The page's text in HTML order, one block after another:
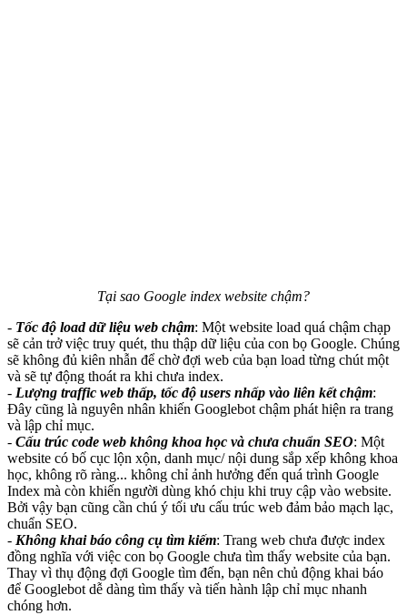
Tại sao Google index website chậm?
- Tốc độ load dữ liệu web chậm: Một website load quá chậm chạp
sẽ cản trở việc truy quét, thu thập dữ liệu của con bọ Google. Chúng
sẽ không đủ kiên nhẫn để chờ đợi web của bạn load từng chút một
và sẽ tự động thoát ra khi chưa index.
- Lượng traffic web thấp, tốc độ users nhấp vào liên kết chậm:
Đây cũng là nguyên nhân khiến Googlebot chậm phát hiện ra trang
và lập chỉ mục.
- Cấu trúc code web không khoa học và chưa chuẩn SEO: Một
website có bố cục lộn xộn, danh mục/ nội dung sắp xếp không khoa
học, không rõ ràng... không chỉ ảnh hưởng đến quá trình Google
Index mà còn khiến người dùng khó chịu khi truy cập vào website.
Bởi vậy bạn cũng cần chú ý tối ưu cấu trúc web đảm bảo mạch lạc,
chuẩn SEO.
- Không khai báo công cụ tìm kiếm: Trang web chưa được index
đồng nghĩa với việc con bọ Google chưa tìm thấy website của bạn.
Thay vì thụ động đợi Google tìm đến, bạn nên chủ động khai báo
để Googlebot dễ dàng tìm thấy và tiến hành lập chỉ mục nhanh
chóng hơn.